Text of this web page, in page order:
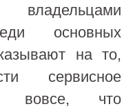
владельцами
основных
на то,
сервисное
вовсе, что